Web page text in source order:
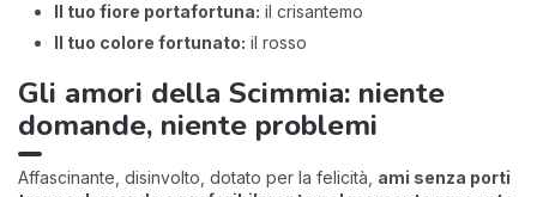
Il tuo fiore portafortuna: il crisantemo
Il tuo colore fortunato: il rosso
Gli amori della Scimmia: niente
domande, niente problemi
Affascinante, disinvolto, dotato per la felicità, ami senza porti